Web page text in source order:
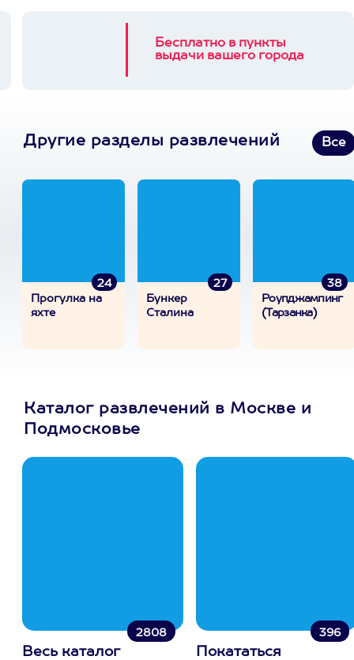
Бесплатно в пункты
выдачи вашего города
Другие разделы развлечений Все
24
Прогулка на
яхте
27
Бункер
Сталина
38
Роупджампинг
(Тарзанка)
Каталог развлечений в Москве и
Подмосковье
2808
Весь каталог
396
Покататься